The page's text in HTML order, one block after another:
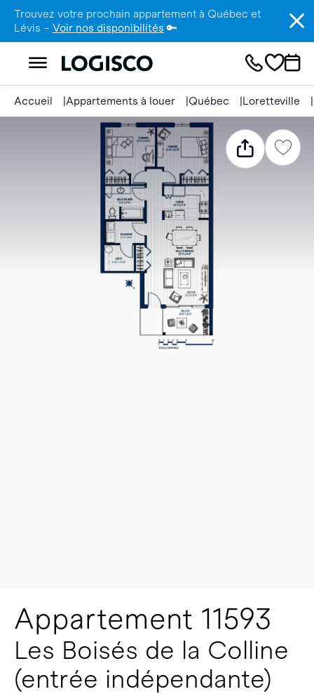
Trouvez votre prochain appartement à Québec et
Lévis – Voir nos disponibilités 🔑
Accueil Appartements à louer Québec Loretteville
Appartement 11593
Les Boisés de la Colline
(entrée indépendante)